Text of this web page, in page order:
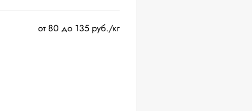
от 80 до 135 руб./кг